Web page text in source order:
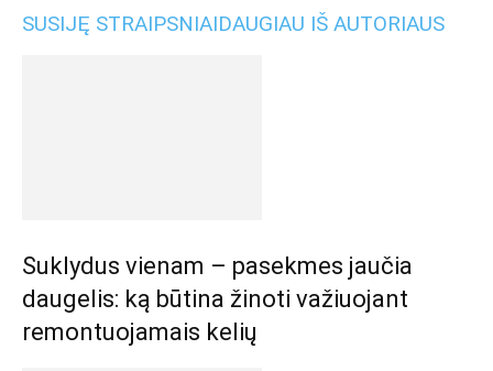
SUSIJĘ STRAIPSNIAIDAUGIAU IŠ AUTORIAUS
Suklydus vienam – pasekmes jaučia
daugelis: ką būtina žinoti važiuojant
remontuojamais kelių